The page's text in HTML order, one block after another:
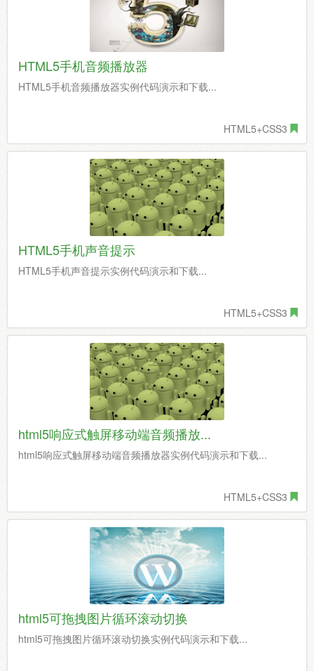
HTML5手机音频播放器
HTML5手机音频播放器实例代码演示和下载...
HTML5+CSS3
HTML5手机声音提示
HTML5手机声音提示实例代码演示和下载...
HTML5+CSS3
html5响应式触屏移动端音频播放...
html5响应式触屏移动端音频播放器实例代码演示和下载...
HTML5+CSS3
html5可拖拽图片循环滚动切换
html5可拖拽图片循环滚动切换实例代码演示和下载...